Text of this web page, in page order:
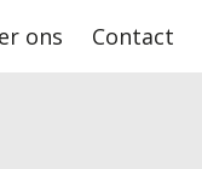
ons Contact